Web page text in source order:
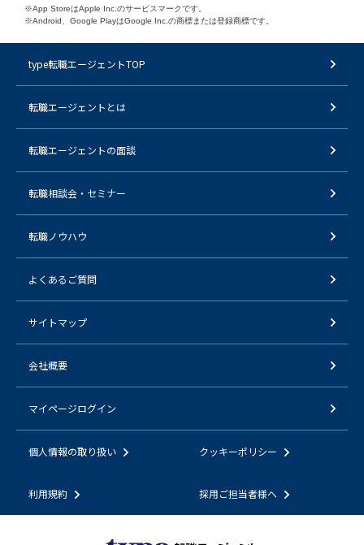
※App StoreはApple Inc.のサービスマークです。
※Android、Google PlayはGoogle Inc.の商標または登録商標です。
type転職エージェントTOP
転職エージェントとは
転職エージェントの面談
転職相談会・セミナー
転職ノウハウ
よくあるご質問
サイトマップ
会社概要
マイページログイン
個人情報の取り扱い クッキーポリシー
利用規約 採用ご担当者様へ